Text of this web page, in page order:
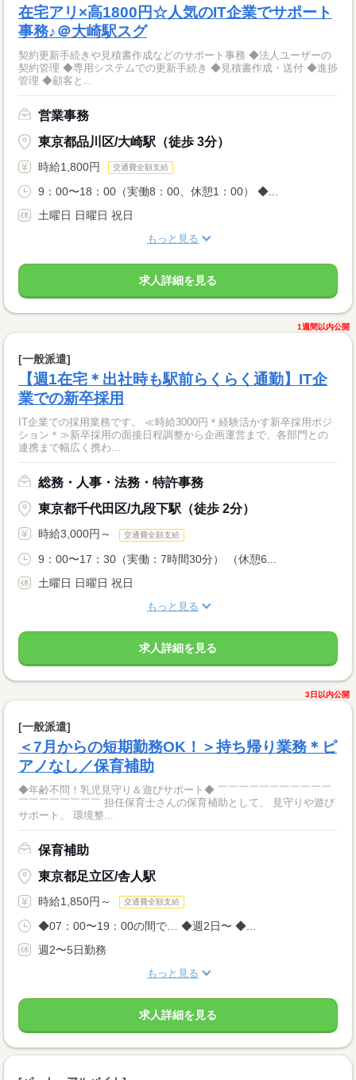
在宅アリ×高1800円☆人気のIT企業でサポート
事務♪＠大崎駅スグ
契約更新手続きや見積書作成などのサポート事務 ◆法人ユーザーの
契約管理 ◆専用システムでの更新手続き ◆見積書作成・送付 ◆進捗
管理 ◆顧客と...
営業事務
東京都品川区/大崎駅（徒歩 3分）
時給1,800円 交通費全額支給
9：00〜18：00（実働8：00、休憩1：00） ◆...
土曜日 日曜日 祝日
もっと見る
求人詳細を見る
1週間以内公開
[一般派遣]
【週1在宅＊出社時も駅前らくらく通勤】IT企
業での新卒採用
IT企業での採用業務です。 ≪時給3000円＊経験活かす新卒採用ポジ
ション＊≫新卒採用の面接日程調整から企画運営まで、各部門との
連携まで幅広く携わ...
総務・人事・法務・特許事務
東京都千代田区/九段下駅（徒歩 2分）
時給3,000円～ 交通費全額支給
9：00〜17：30（実働：7時間30分） （休憩6...
土曜日 日曜日 祝日
もっと見る
求人詳細を見る
3日以内公開
[一般派遣]
＜7月からの短期勤務OK！＞持ち帰り業務＊ピ
アノなし／保育補助
◆年齢不問！乳児見守り＆遊びサポート◆ ￣￣￣￣￣￣￣￣￣￣￣
￣￣￣￣￣￣￣￣ 担任保育士さんの保育補助として、 見守りや遊び
サポート、 環境整...
保育補助
東京都足立区/舎人駅
時給1,850円～ 交通費全額支給
◆07：00〜19：00の間で… ◆週2日〜 ◆...
週2〜5日勤務
もっと見る
求人詳細を見る